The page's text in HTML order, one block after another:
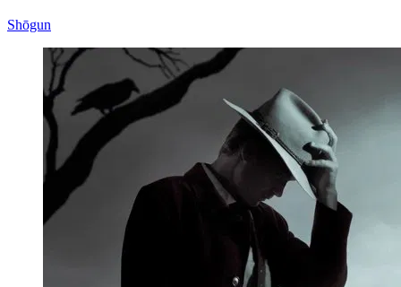
Shōgun